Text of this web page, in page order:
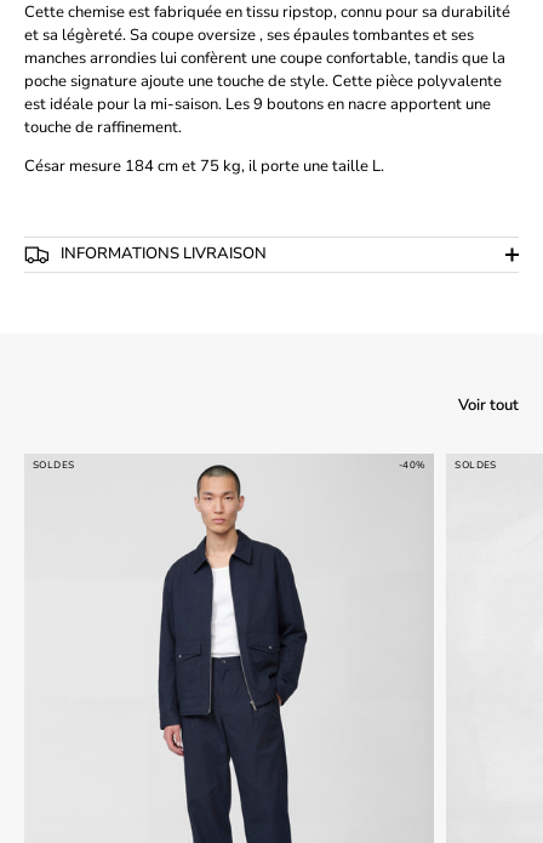
Cette chemise est fabriquée en tissu ripstop, connu pour sa durabilité
et sa légèreté. Sa coupe oversize , ses épaules tombantes et ses
manches arrondies lui confèrent une coupe confortable, tandis que la
poche signature ajoute une touche de style. Cette pièce polyvalente
est idéale pour la mi-saison. Les 9 boutons en nacre apportent une
touche de raffinement.
César mesure 184 cm et 75 kg, il porte une taille L.
INFORMATIONS LIVRAISON
Voir tout
SOLDES -40% SOLDES